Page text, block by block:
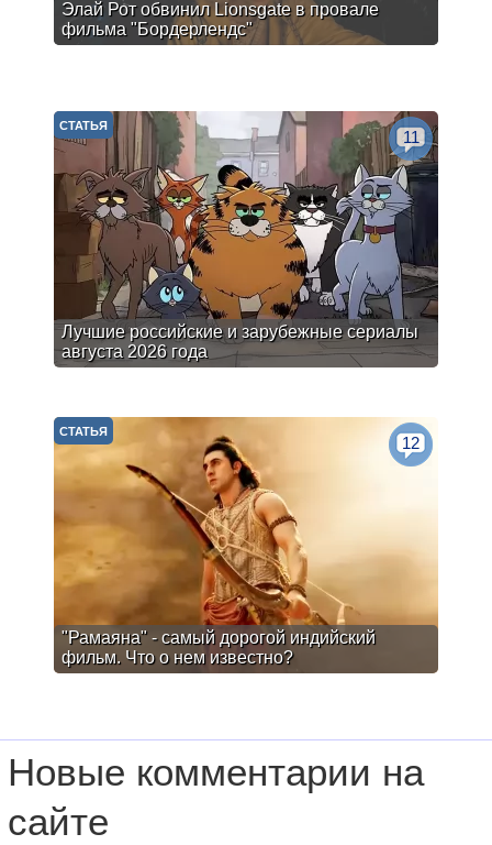
Элай Рот обвинил Lionsgate в провале
фильма "Бордерлендс"
Лучшие российские и зарубежные сериалы
августа 2026 года
СТАТЬЯ
11
"Рамаяна" - самый дорогой индийский
фильм. Что о нем известно?
СТАТЬЯ
12
Новые комментарии на
сайте